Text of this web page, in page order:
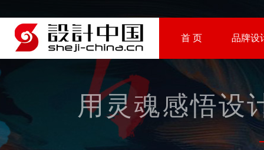
首 页 品牌设
用灵魂感悟设